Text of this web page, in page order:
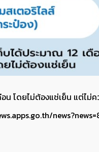
น โดยไม่ต้องแช่เย็น แต่ไม่
news?news=